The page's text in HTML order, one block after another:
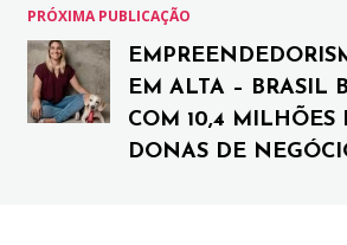
PRÓXIMA PUBLICAÇÃO
EM ALTA – BRASIL
COM 10,4 MILHÕES
DONAS DE